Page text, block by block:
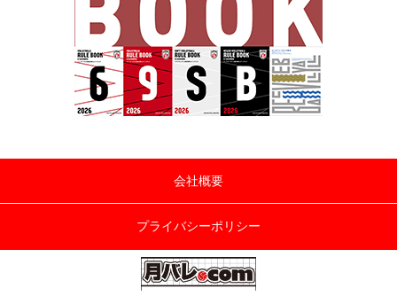
会社概要
プライバシーポリシー